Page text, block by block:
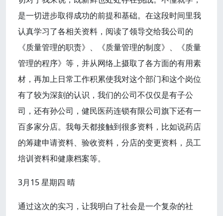
是一切进步取得成功的前提和基础。在这段时间里我
认真学习了各相关资料，阅读了领导交给我公司的
《质量管理的职责》、《质量管理的制度》、《质量
管理的程序》等，并从网络上摄取了各方面的有用素
材，再加上日常工作积累使我对这个部门和这个岗位
有了较为深刻的认识，我们的公司不仅仅是有子公
司，还有孙公司，健民医药连锁有限公司旗下还有一
百多家分店。我每天都接触到很多资料，比如说药店
的筹建申请资料、验收资料，分店的变更资料，员工
培训资料和健康档案等。
3月15 星期四 晴
通过这次的实习，让我明白了社会是一个复杂的社